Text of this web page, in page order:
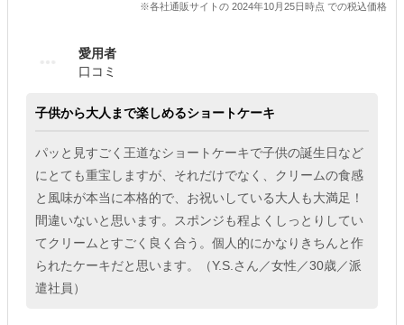
※各社通販サイトの 2024年10月25日時点 での税込価格
愛用者
口コミ
子供から大人まで楽しめるショートケーキ
パッと見すごく王道なショートケーキで子供の誕生日など
にとても重宝しますが、それだけでなく、クリームの食感
と風味が本当に本格的で、お祝いしている大人も大満足！
間違いないと思います。スポンジも程よくしっとりしてい
てクリームとすごく良く合う。個人的にかなりきちんと作
られたケーキだと思います。（Y.S.さん／女性／30歳／派
遣社員）